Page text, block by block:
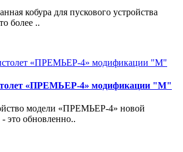
кобура для пускового устройства
более ..
«ПРЕМЬЕР-4» модификации "М"
модели «ПРЕМЬЕР-4» новой
обновленно..